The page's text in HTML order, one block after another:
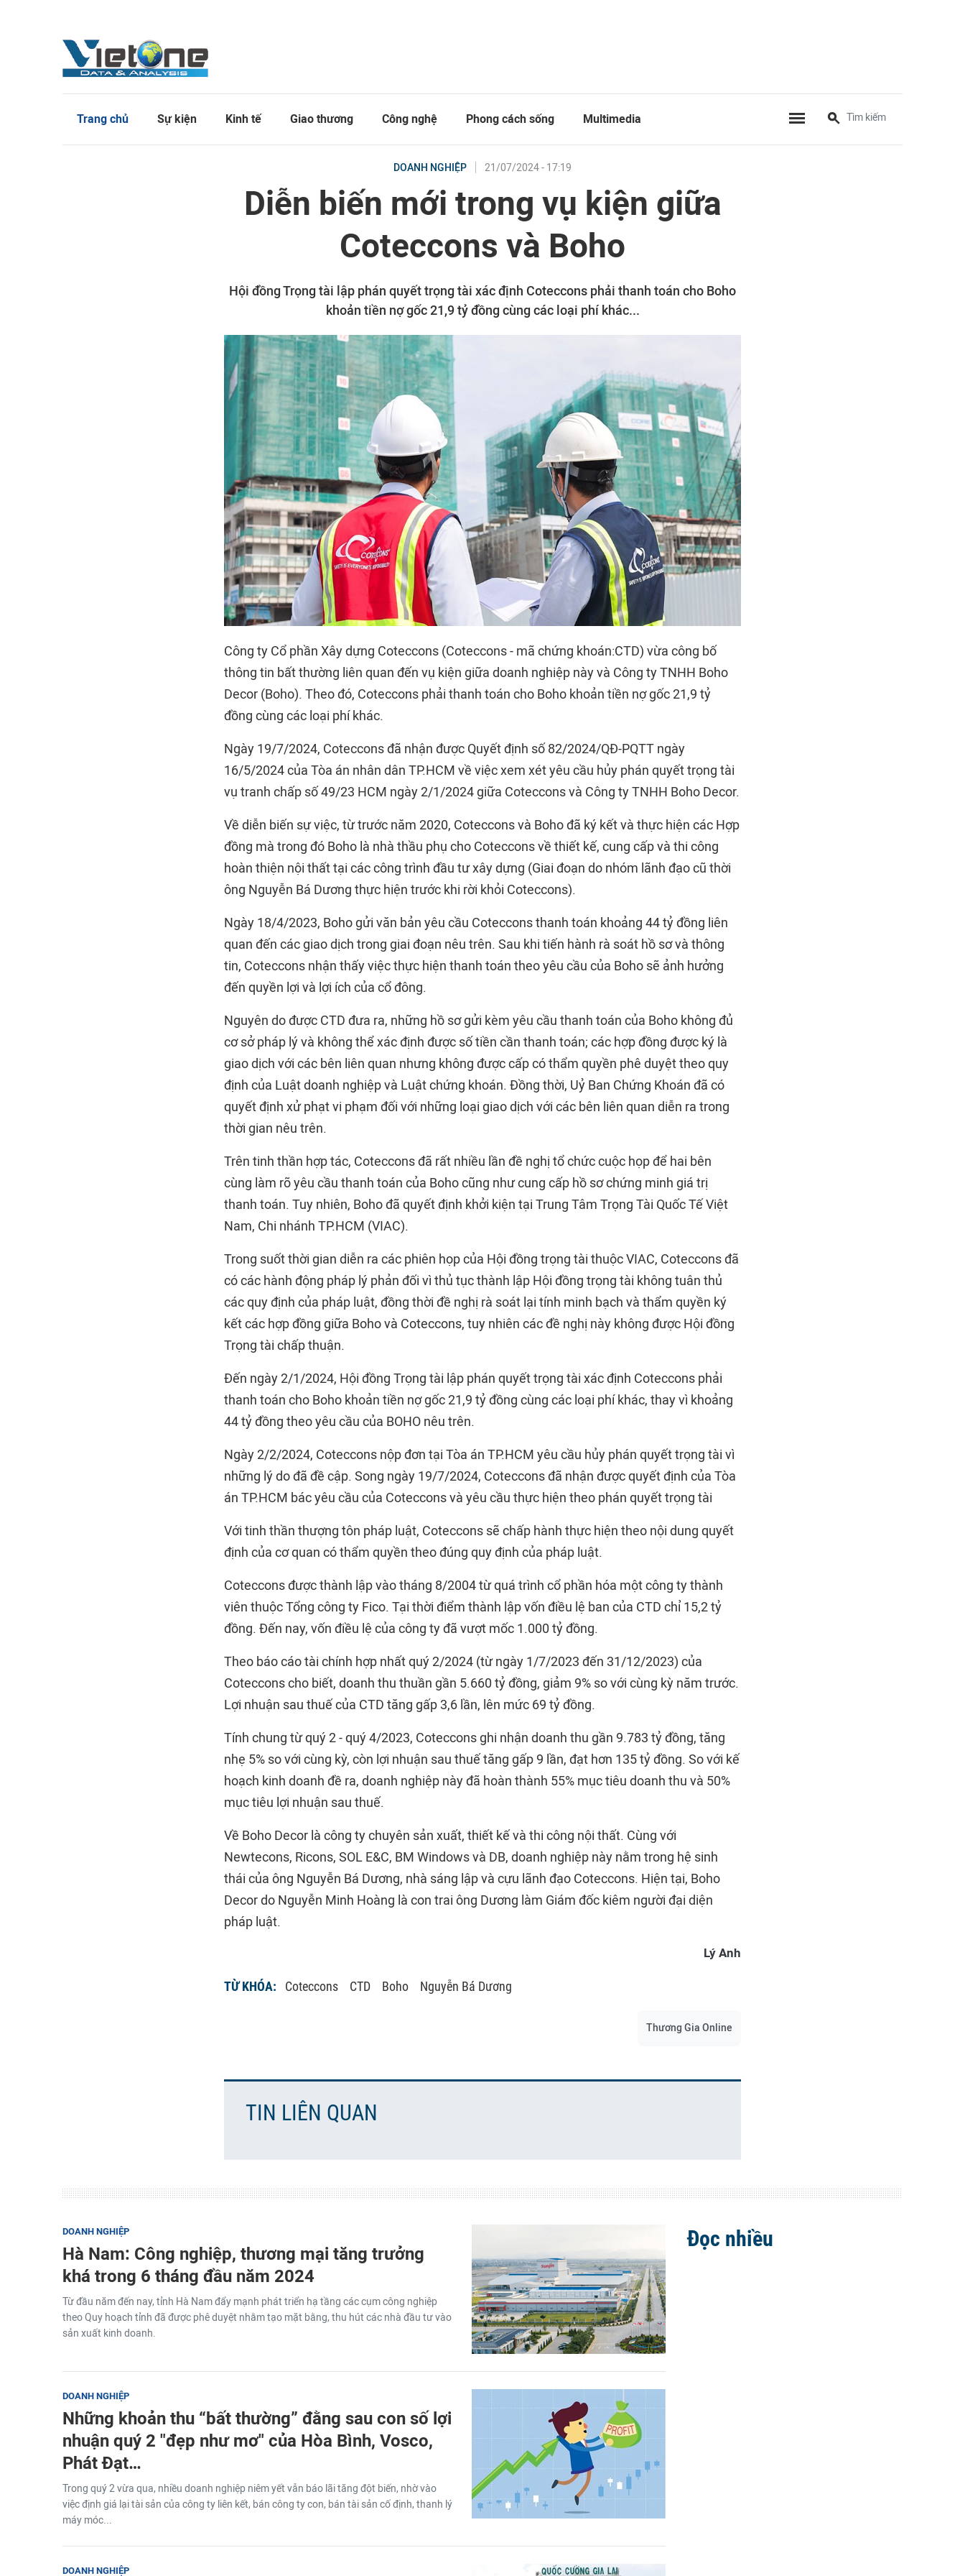
Trang chủ Sự kiện Kinh tế Giao thương Công nghệ Phong cách sống Multimedia
DOANH NGHIỆP 21/07/2024 - 17:19
Diễn biến mới trong vụ kiện giữa
Coteccons và Boho
Hội đồng Trọng tài lập phán quyết trọng tài xác định Coteccons phải thanh toán cho Boho
khoản tiền nợ gốc 21,9 tỷ đồng cùng các loại phí khác...
Công ty Cổ phần Xây dựng Coteccons (Coteccons - mã chứng khoán:CTD) vừa công bố
thông tin bất thường liên quan đến vụ kiện giữa doanh nghiệp này và Công ty TNHH Boho
Decor (Boho). Theo đó, Coteccons phải thanh toán cho Boho khoản tiền nợ gốc 21,9 tỷ
đồng cùng các loại phí khác.
Ngày 19/7/2024, Coteccons đã nhận được Quyết định số 82/2024/QĐ-PQTT ngày
16/5/2024 của Tòa án nhân dân TP.HCM về việc xem xét yêu cầu hủy phán quyết trọng tài
vụ tranh chấp số 49/23 HCM ngày 2/1/2024 giữa Coteccons và Công ty TNHH Boho Decor.
Về diễn biến sự việc, từ trước năm 2020, Coteccons và Boho đã ký kết và thực hiện các Hợp
đồng mà trong đó Boho là nhà thầu phụ cho Coteccons về thiết kế, cung cấp và thi công
hoàn thiện nội thất tại các công trình đầu tư xây dựng (Giai đoạn do nhóm lãnh đạo cũ thời
ông Nguyễn Bá Dương thực hiện trước khi rời khỏi Coteccons).
Ngày 18/4/2023, Boho gửi văn bản yêu cầu Coteccons thanh toán khoảng 44 tỷ đồng liên
quan đến các giao dịch trong giai đoạn nêu trên. Sau khi tiến hành rà soát hồ sơ và thông
tin, Coteccons nhận thấy việc thực hiện thanh toán theo yêu cầu của Boho sẽ ảnh hưởng
đến quyền lợi và lợi ích của cổ đông.
Nguyên do được CTD đưa ra, những hồ sơ gửi kèm yêu cầu thanh toán của Boho không đủ
cơ sở pháp lý và không thể xác định được số tiền cần thanh toán; các hợp đồng được ký là
giao dịch với các bên liên quan nhưng không được cấp có thẩm quyền phê duyệt theo quy
định của Luật doanh nghiệp và Luật chứng khoán. Đồng thời, Uỷ Ban Chứng Khoán đã có
quyết định xử phạt vi phạm đối với những loại giao dịch với các bên liên quan diễn ra trong
thời gian nêu trên.
Trên tinh thần hợp tác, Coteccons đã rất nhiều lần đề nghị tổ chức cuộc họp để hai bên
cùng làm rõ yêu cầu thanh toán của Boho cũng như cung cấp hồ sơ chứng minh giá trị
thanh toán. Tuy nhiên, Boho đã quyết định khởi kiện tại Trung Tâm Trọng Tài Quốc Tế Việt
Nam, Chi nhánh TP.HCM (VIAC).
Trong suốt thời gian diễn ra các phiên họp của Hội đồng trọng tài thuộc VIAC, Coteccons đã
có các hành động pháp lý phản đối vì thủ tục thành lập Hội đồng trọng tài không tuân thủ
các quy định của pháp luật, đồng thời đề nghị rà soát lại tính minh bạch và thẩm quyền ký
kết các hợp đồng giữa Boho và Coteccons, tuy nhiên các đề nghị này không được Hội đồng
Trọng tài chấp thuận.
Đến ngày 2/1/2024, Hội đồng Trọng tài lập phán quyết trọng tài xác định Coteccons phải
thanh toán cho Boho khoản tiền nợ gốc 21,9 tỷ đồng cùng các loại phí khác, thay vì khoảng
44 tỷ đồng theo yêu cầu của BOHO nêu trên.
Ngày 2/2/2024, Coteccons nộp đơn tại Tòa án TP.HCM yêu cầu hủy phán quyết trọng tài vì
những lý do đã đề cập. Song ngày 19/7/2024, Coteccons đã nhận được quyết định của Tòa
án TP.HCM bác yêu cầu của Coteccons và yêu cầu thực hiện theo phán quyết trọng tài
Với tinh thần thượng tôn pháp luật, Coteccons sẽ chấp hành thực hiện theo nội dung quyết
định của cơ quan có thẩm quyền theo đúng quy định của pháp luật.
Coteccons được thành lập vào tháng 8/2004 từ quá trình cổ phần hóa một công ty thành
viên thuộc Tổng công ty Fico. Tại thời điểm thành lập vốn điều lệ ban của CTD chỉ 15,2 tỷ
đồng. Đến nay, vốn điều lệ của công ty đã vượt mốc 1.000 tỷ đồng.
Theo báo cáo tài chính hợp nhất quý 2/2024 (từ ngày 1/7/2023 đến 31/12/2023) của
Coteccons cho biết, doanh thu thuần gần 5.660 tỷ đồng, giảm 9% so với cùng kỳ năm trước.
Lợi nhuận sau thuế của CTD tăng gấp 3,6 lần, lên mức 69 tỷ đồng.
Tính chung từ quý 2 - quý 4/2023, Coteccons ghi nhận doanh thu gần 9.783 tỷ đồng, tăng
nhẹ 5% so với cùng kỳ, còn lợi nhuận sau thuế tăng gấp 9 lần, đạt hơn 135 tỷ đồng. So với kế
hoạch kinh doanh đề ra, doanh nghiệp này đã hoàn thành 55% mục tiêu doanh thu và 50%
mục tiêu lợi nhuận sau thuế.
Về Boho Decor là công ty chuyên sản xuất, thiết kế và thi công nội thất. Cùng với
Newtecons, Ricons, SOL E&C, BM Windows và DB, doanh nghiệp này nằm trong hệ sinh
thái của ông Nguyễn Bá Dương, nhà sáng lập và cựu lãnh đạo Coteccons. Hiện tại, Boho
Decor do Nguyễn Minh Hoàng là con trai ông Dương làm Giám đốc kiêm người đại diện
pháp luật.
Lý Anh
TỪ KHÓA: Coteccons CTD Boho Nguyễn Bá Dương
Thương Gia Online
TIN LIÊN QUAN
DOANH NGHIỆP
Hà Nam: Công nghiệp, thương mại tăng trưởng
khá trong 6 tháng đầu năm 2024
Từ đầu năm đến nay, tỉnh Hà Nam đẩy mạnh phát triển hạ tầng các cụm công nghiệp
theo Quy hoạch tỉnh đã được phê duyệt nhằm tạo mặt bằng, thu hút các nhà đầu tư vào
sản xuất kinh doanh.
DOANH NGHIỆP
Những khoản thu “bất thường” đằng sau con số lợi
nhuận quý 2 "đẹp như mơ" của Hòa Bình, Vosco,
Phát Đạt…
Trong quý 2 vừa qua, nhiều doanh nghiệp niêm yết vẫn báo lãi tăng đột biến, nhờ vào
việc định giá lại tài sản của công ty liên kết, bán công ty con, bán tài sản cố định, thanh lý
máy móc...
DOANH NGHIỆP
Đọc nhiều